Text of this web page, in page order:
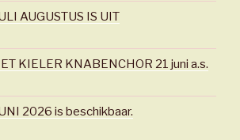
AUGUSTUS IS UIT
KIELER KNABENCHOR 21 juni a.s.
2026 is beschikbaar.